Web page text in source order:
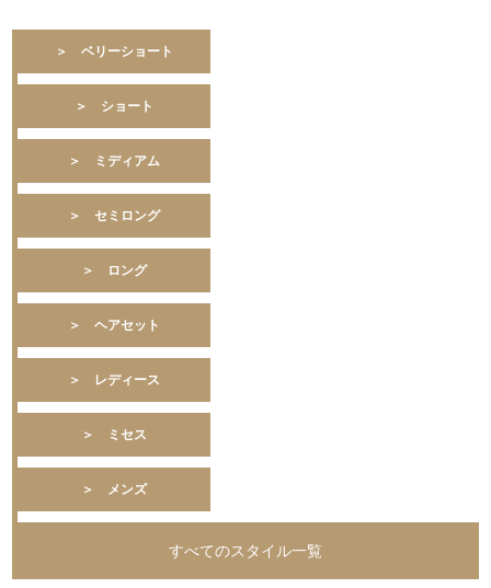
＞ ベリーショート
＞ ショート
＞ ミディアム
＞ セミロング
＞ ロング
＞ ヘアセット
＞ レディース
＞ ミセス
＞ メンズ
すべてのスタイル一覧